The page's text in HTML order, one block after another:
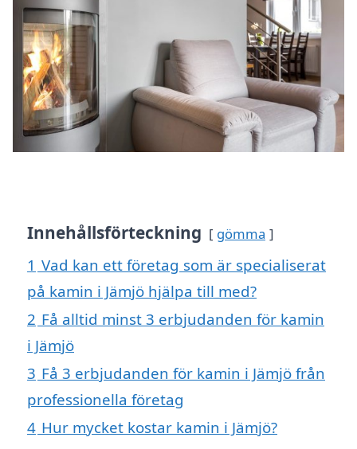
Innehållsförteckning gömma
1 Vad kan ett företag som är specialiserat
på kamin i Jämjö hjälpa till med?
2 Få alltid minst 3 erbjudanden för kamin
i Jämjö
3 Få 3 erbjudanden för kamin i Jämjö från
professionella företag
4 Hur mycket kostar kamin i Jämjö?